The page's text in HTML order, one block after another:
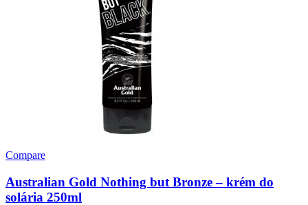
Compare
Australian Gold Nothing but Bronze – krém do
solária 250ml